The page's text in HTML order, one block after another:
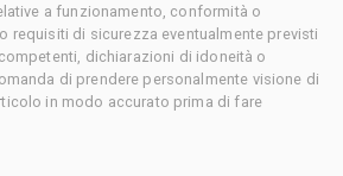
a funzionamento, conformità o
requisiti di sicurezza eventualmente previsti
dichiarazioni di idoneità o
di prendere personalmente visione di
in modo accurato prima di fare